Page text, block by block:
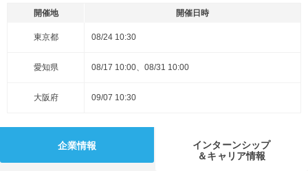
開催地 開催日時
東京都 08/24 10:30
愛知県 08/17 10:00、08/31 10:00
大阪府 09/07 10:30
企業情報
インターンシップ
＆キャリア情報